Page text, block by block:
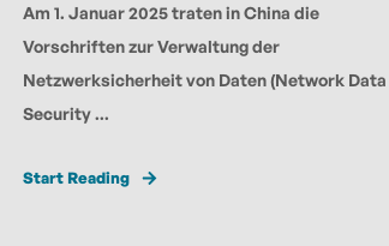
Am 1. Januar 2025 traten in China die
Vorschriften zur Verwaltung der
Netzwerksicherheit von Daten (Network Data
Security ...
Start Reading